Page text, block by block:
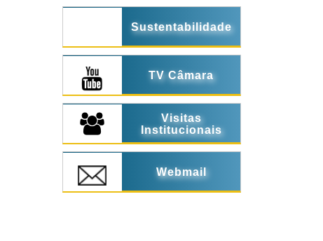
Sustentabilidade
TV Câmara
Visitas
Institucionais
Webmail